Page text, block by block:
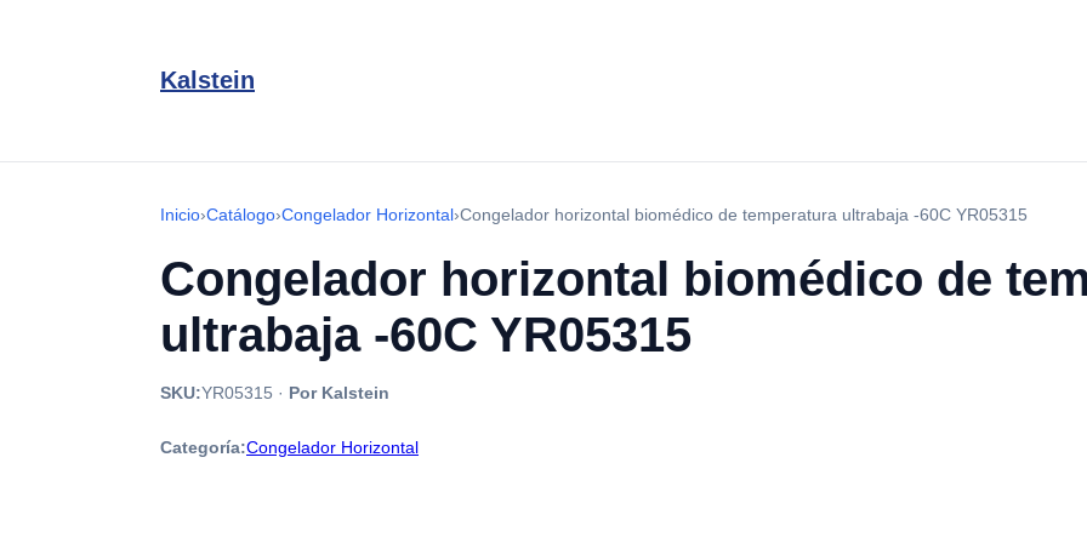
Kalstein
Inicio›Catálogo›Congelador Horizontal›Congelador horizontal biomédico de temperatura ultrabaja -60C YR05315
Congelador horizontal biomédico de
ultrabaja -60C YR05315
SKU:YR05315 · Por Kalstein
Categoría:Congelador Horizontal